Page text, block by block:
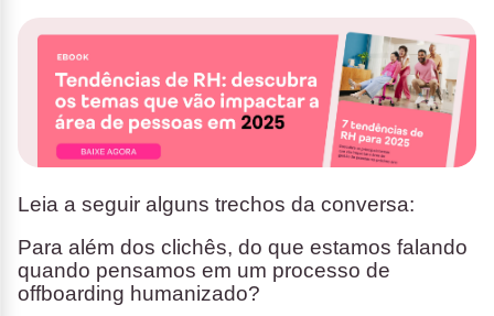
Leia a seguir alguns trechos da conversa:
Para além dos clichês, do que estamos falando
quando pensamos em um processo de
offboarding humanizado?